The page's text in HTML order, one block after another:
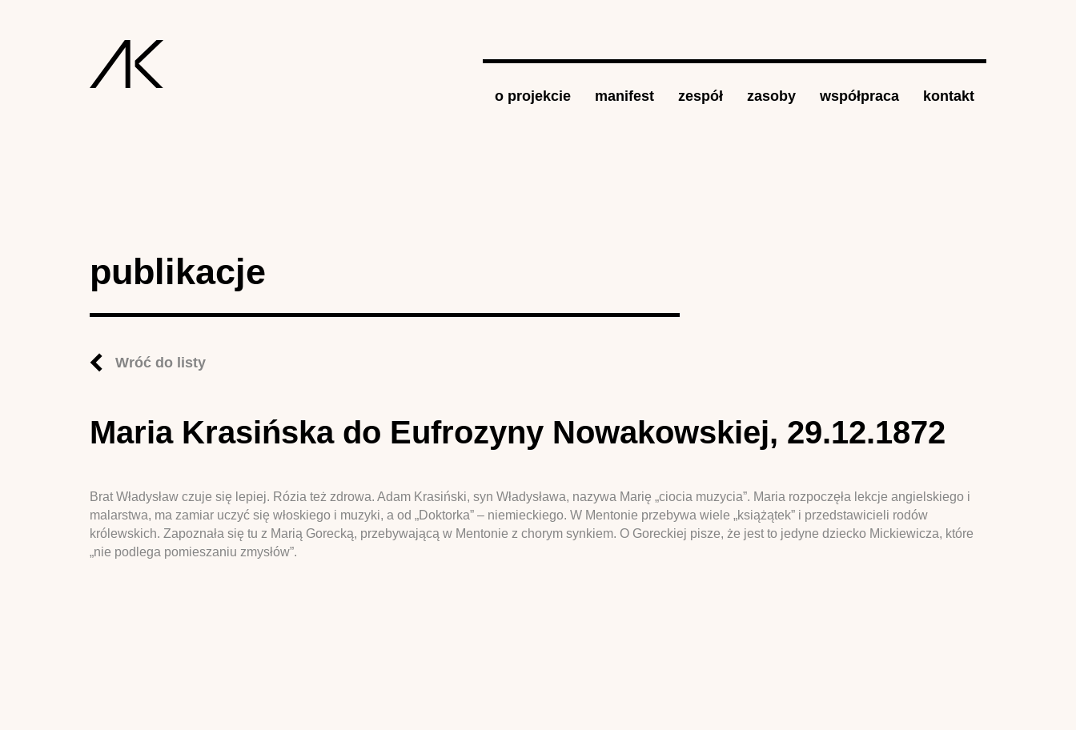
o projekcie manifest zespół zasoby współpraca kontakt
publikacje
Wróć do listy
Maria Krasińska do Eufrozyny Nowakowskiej, 29.12.1872
Brat Władysław czuje się lepiej. Rózia też zdrowa. Adam Krasiński, syn Władysława, nazywa Marię „ciocia muzycia”. Maria rozpoczęła lekcje angielskiego i
malarstwa, ma zamiar uczyć się włoskiego i muzyki, a od „Doktorka” – niemieckiego. W Mentonie przebywa wiele „książątek” i przedstawicieli rodów
królewskich. Zapoznała się tu z Marią Gorecką, przebywającą w Mentonie z chorym synkiem. O Goreckiej pisze, że jest to jedyne dziecko Mickiewicza, które
„nie podlega pomieszaniu zmysłów”.